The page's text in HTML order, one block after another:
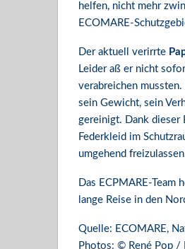
helfen, nicht mehr
ECOMARE-
Der aktuell verirrte
Leider aß er nicht
verabreichen mussten.
sein Gewicht, sein
gereinigt. Dank dieser
Federkleid im
umgehend
Das ECPMARE-Team
lange Reise in den
Quelle: ECOMARE,
Photos: © René Pop /